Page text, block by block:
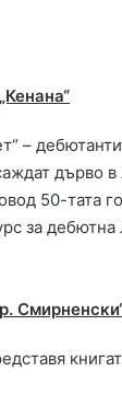
–
дърво
50-тата
за дебютна